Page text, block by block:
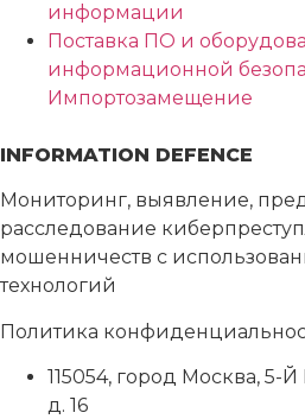
информации
Поставка ПО и
информационной
Импортозамещение
INFORMATION DEFENCE
Мониторинг, выявление,
расследование
мошенничеств с
технологий
Политика
115054, город Москва, 5-Й
д. 16